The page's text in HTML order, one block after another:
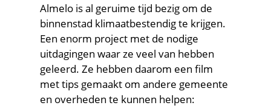
Almelo is al geruime tijd bezig om de
binnenstad klimaatbestendig te krijgen.
Een enorm project met de nodige
uitdagingen waar ze veel van hebben
geleerd. Ze hebben daarom een film
met tips gemaakt om andere gemeente
en overheden te kunnen helpen: